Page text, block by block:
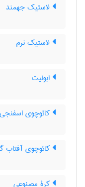
لاستیک جهمند
لاستیک نرم
ابونیت
کائوچوی اسفنجی
کائوچوی آفتاب
کرۀ مصنوعی